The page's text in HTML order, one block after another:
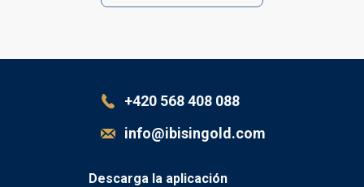
+420 568 408 088
info@ibisingold.com
Descarga la aplicación